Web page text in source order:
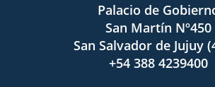
Palacio de
San Martín Nº450
San Salvador de Jujuy
+54 388 4239400